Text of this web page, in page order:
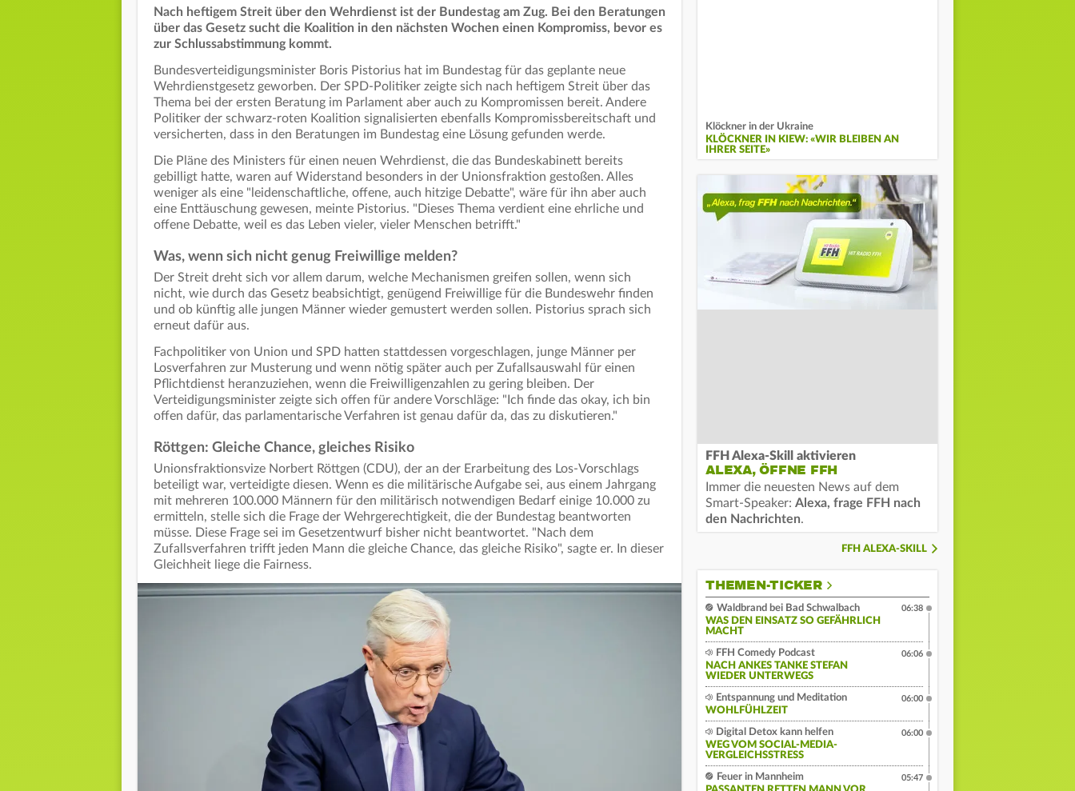
Nach heftigem Streit über den Wehrdienst ist der Bundestag am Zug. Bei den Beratungen
über das Gesetz sucht die Koalition in den nächsten Wochen einen Kompromiss, bevor es
zur Schlussabstimmung kommt.
Bundesverteidigungsminister Boris Pistorius hat im Bundestag für das geplante neue
Wehrdienstgesetz geworben. Der SPD-Politiker zeigte sich nach heftigem Streit über das
Thema bei der ersten Beratung im Parlament aber auch zu Kompromissen bereit. Andere
Politiker der schwarz-roten Koalition signalisierten ebenfalls Kompromissbereitschaft und
versicherten, dass in den Beratungen im Bundestag eine Lösung gefunden werde.
Die Pläne des Ministers für einen neuen Wehrdienst, die das Bundeskabinett bereits
gebilligt hatte, waren auf Widerstand besonders in der Unionsfraktion gestoßen. Alles
weniger als eine "leidenschaftliche, offene, auch hitzige Debatte", wäre für ihn aber auch
eine Enttäuschung gewesen, meinte Pistorius. "Dieses Thema verdient eine ehrliche und
offene Debatte, weil es das Leben vieler, vieler Menschen betrifft."
Was, wenn sich nicht genug Freiwillige melden?
Der Streit dreht sich vor allem darum, welche Mechanismen greifen sollen, wenn sich
nicht, wie durch das Gesetz beabsichtigt, genügend Freiwillige für die Bundeswehr finden
und ob künftig alle jungen Männer wieder gemustert werden sollen. Pistorius sprach sich
erneut dafür aus.
Fachpolitiker von Union und SPD hatten stattdessen vorgeschlagen, junge Männer per
Losverfahren zur Musterung und wenn nötig später auch per Zufallsauswahl für einen
Pflichtdienst heranzuziehen, wenn die Freiwilligenzahlen zu gering bleiben. Der
Verteidigungsminister zeigte sich offen für andere Vorschläge: "Ich finde das okay, ich bin
offen dafür, das parlamentarische Verfahren ist genau dafür da, das zu diskutieren."
Röttgen: Gleiche Chance, gleiches Risiko
Unionsfraktionsvize Norbert Röttgen (CDU), der an der Erarbeitung des Los-Vorschlags
beteiligt war, verteidigte diesen. Wenn es die militärische Aufgabe sei, aus einem Jahrgang
mit mehreren 100.000 Männern für den militärisch notwendigen Bedarf einige 10.000 zu
ermitteln, stelle sich die Frage der Wehrgerechtigkeit, die der Bundestag beantworten
müsse. Diese Frage sei im Gesetzentwurf bisher nicht beantwortet. "Nach dem
Zufallsverfahren trifft jeden Mann die gleiche Chance, das gleiche Risiko", sagte er. In dieser
Gleichheit liege die Fairness.
Klöckner in der Ukraine
KLÖCKNER IN KIEW: «WIR BLEIBEN AN
IHRER SEITE»
FFH Alexa-Skill aktivieren
ALEXA, ÖFFNE FFH
Immer die neuesten News auf dem
Smart-Speaker: Alexa, frage FFH nach
den Nachrichten.
FFH ALEXA-SKILL
THEMEN-TICKER
Waldbrand bei Bad Schwalbach
WAS DEN EINSATZ SO GEFÄHRLICH
MACHT
06:38
FFH Comedy Podcast
NACH ANKES TANKE STEFAN
WIEDER UNTERWEGS
06:06
Entspannung und Meditation
WOHLFÜHLZEIT
06:00
Digital Detox kann helfen
WEG VOM SOCIAL-MEDIA-
VERGLEICHSSTRESS
06:00
Feuer in Mannheim
05:47